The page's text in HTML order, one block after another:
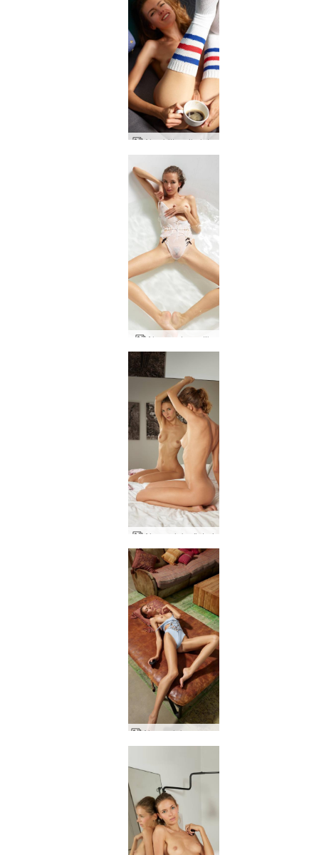
Alya bitter çikolata
Alya moda erotik
Alya çıplak gösteri
Alya çıplak mayo modeli